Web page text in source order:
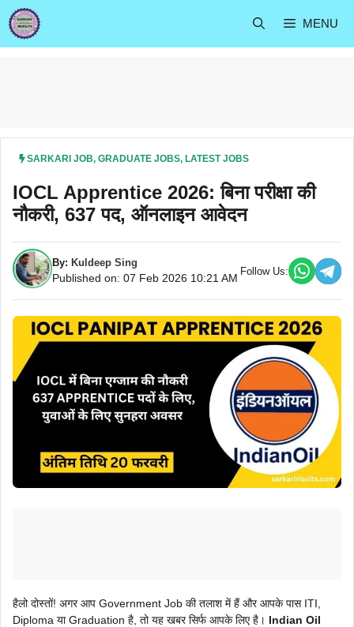
Skip
to
content
MENU
SARKARI JOB, GRADUATE JOBS, LATEST JOBS
IOCL Apprentice 2026: बिना परीक्षा की
नौकरी, 637 पद, ऑनलाइन आवेदन
By: Kuldeep Sing
Published on: 07 Feb 2026 10:21 AM
Follow Us:
हैलो दोस्तों! अगर आप Government Job की तलाश में हैं और आपके पास ITI,
Diploma या Graduation है, तो यह खबर सिर्फ आपके लिए है। Indian Oil